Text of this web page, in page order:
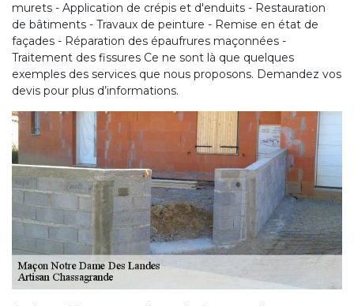
murets - Application de crépis et d'enduits - Restauration
de bâtiments - Travaux de peinture - Remise en état de
façades - Réparation des épaufrures maçonnées -
Traitement des fissures Ce ne sont là que quelques
exemples des services que nous proposons. Demandez vos
devis pour plus d’informations.